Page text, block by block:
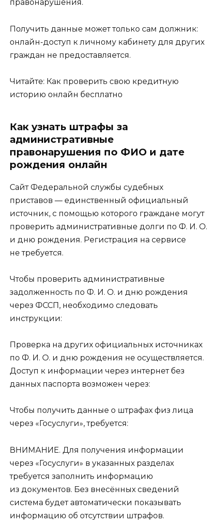
правонарушения.
Получить данные может только сам должник:
онлайн-доступ к личному кабинету для других
граждан не предоставляется.
Читайте: Как проверить свою кредитную
историю онлайн бесплатно
Как узнать штрафы за
административные
правонарушения по ФИО и дате
рождения онлайн
Сайт Федеральной службы судебных
приставов — единственный официальный
источник, с помощью которого граждане могут
проверить административные долги по Ф. И. О.
и дню рождения. Регистрация на сервисе
не требуется.
Чтобы проверить административные
задолженность по Ф. И. О. и дню рождения
через ФССП, необходимо следовать
инструкции:
Проверка на других официальных источниках
по Ф. И. О. и дню рождения не осуществляется.
Доступ к информации через интернет без
данных паспорта возможен через:
Чтобы получить данные о штрафах физ лица
через «Госуслуги», требуется:
ВНИМАНИЕ. Для получения информации
через «Госуслуги» в указанных разделах
требуется заполнить информацию
из документов. Без внесённых сведений
система будет автоматически показывать
информацию об отсутствии штрафов.